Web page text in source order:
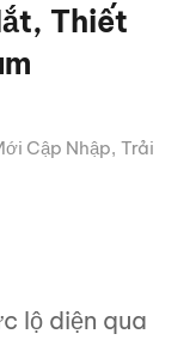
Thiết
Cập Nhập, Trải
lộ diện qua